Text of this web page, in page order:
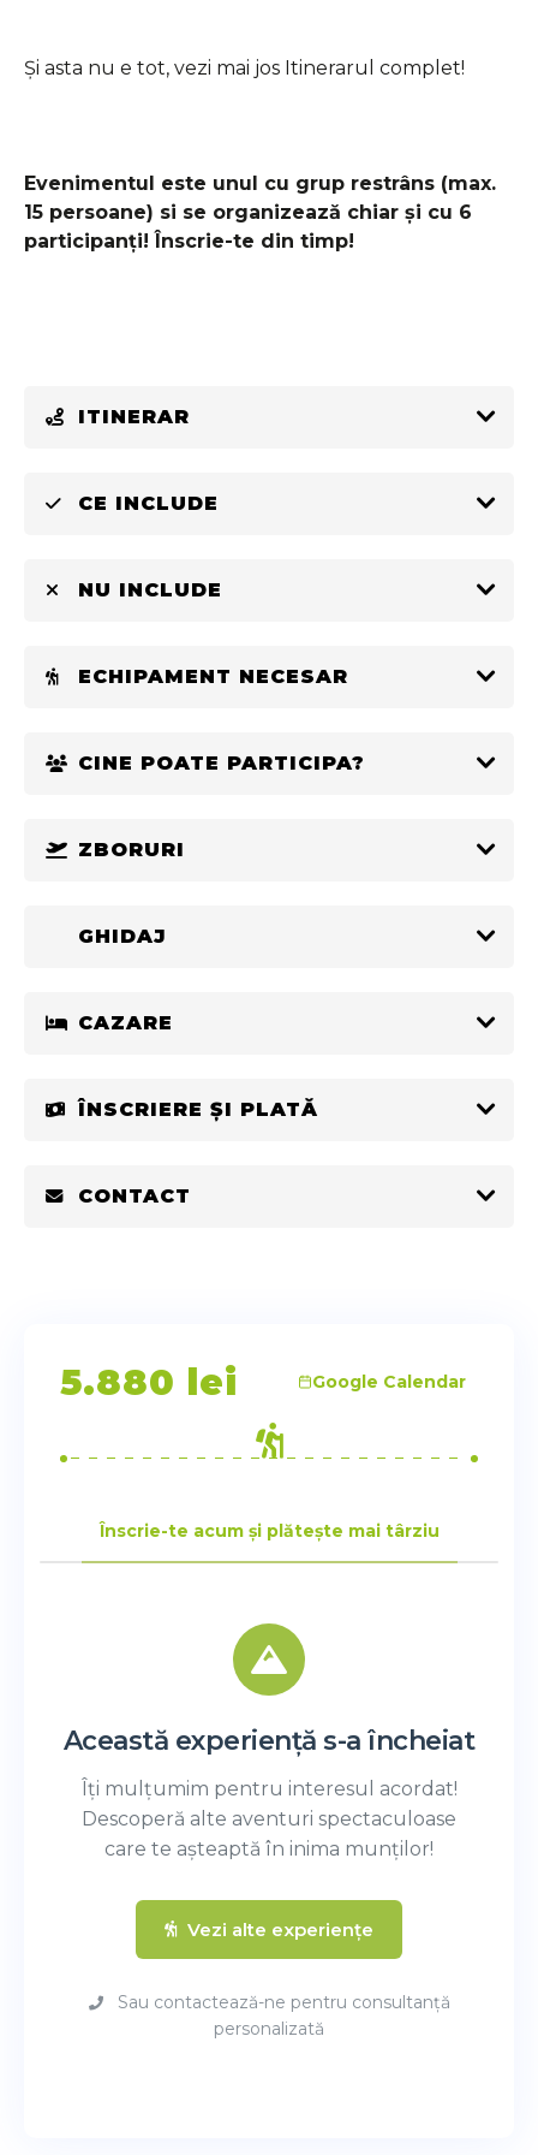
Și asta nu e tot, vezi mai jos Itinerarul complet!
Evenimentul este unul cu grup restrâns (max.
15 persoane) si se organizează chiar și cu 6
participanți! Înscrie-te din timp!
ITINERAR
CE INCLUDE
NU INCLUDE
ECHIPAMENT NECESAR
CINE POATE PARTICIPA?
ZBORURI
GHIDAJ
CAZARE
ÎNSCRIERE ȘI PLATĂ
CONTACT
5.880 lei Google Calendar
Înscrie-te acum și plătește mai târziu
Această experiență s-a încheiat
Îți mulțumim pentru interesul acordat!
Descoperă alte aventuri spectaculoase
care te așteaptă în inima munților!
Vezi alte experiențe
Sau contactează-ne pentru consultanță
personalizată